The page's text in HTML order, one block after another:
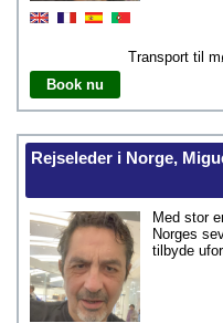
Transport til
Book nu
Rejseleder i Norge,
Med stor
Norges
tilbyde